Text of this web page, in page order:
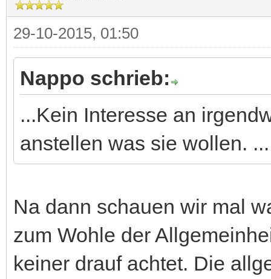
29-10-2015, 01:50
Nappo schrieb:
...Kein Interesse an
anstellen was sie wollen. ...
Na dann schauen wir mal
zum Wohle der
keiner drauf achtet. Die